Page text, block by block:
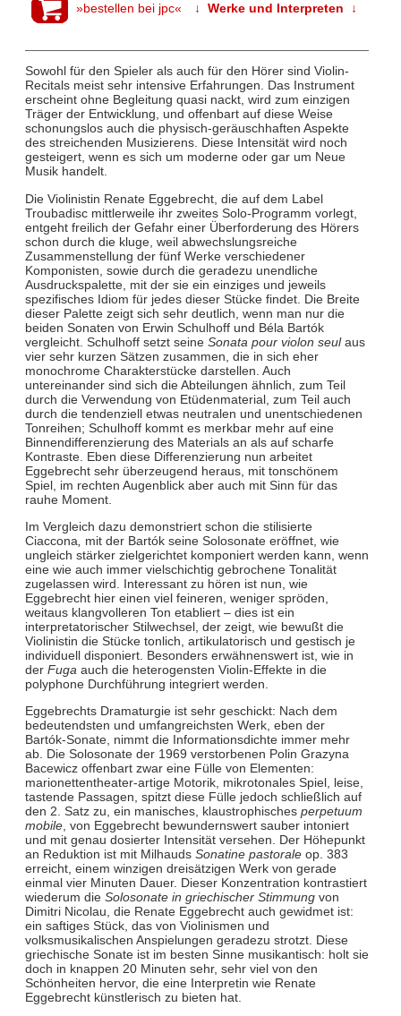
»bestellen bei jpc« ↓ Werke und Interpreten ↓
Sowohl für den Spieler als auch für den Hörer sind Violin-
Recitals meist sehr intensive Erfahrungen. Das Instrument
erscheint ohne Begleitung quasi nackt, wird zum einzigen
Träger der Entwicklung, und offenbart auf diese Weise
schonungslos auch die physisch-geräuschhaften Aspekte
des streichenden Musizierens. Diese Intensität wird noch
gesteigert, wenn es sich um moderne oder gar um Neue
Musik handelt.
Die Violinistin Renate Eggebrecht, die auf dem Label
Troubadisc mittlerweile ihr zweites Solo-Programm vorlegt,
entgeht freilich der Gefahr einer Überforderung des Hörers
schon durch die kluge, weil abwechslungsreiche
Zusammenstellung der fünf Werke verschiedener
Komponisten, sowie durch die geradezu unendliche
Ausdruckspalette, mit der sie ein einziges und jeweils
spezifisches Idiom für jedes dieser Stücke findet. Die Breite
dieser Palette zeigt sich sehr deutlich, wenn man nur die
beiden Sonaten von Erwin Schulhoff und Béla Bartók
vergleicht. Schulhoff setzt seine Sonata pour violon seulaus
vier sehr kurzen Sätzen zusammen, die in sich eher
monochrome Charakterstücke darstellen. Auch
untereinander sind sich die Abteilungen ähnlich, zum Teil
durch die Verwendung von Etüdenmaterial, zum Teil auch
durch die tendenziell etwas neutralen und unentschiedenen
Tonreihen; Schulhoff kommt es merkbar mehr auf eine
Binnendifferenzierung des Materials an als auf scharfe
Kontraste. Eben diese Differenzierung nun arbeitet
Eggebrecht sehr überzeugend heraus, mit tonschönem
Spiel, im rechten Augenblick aber auch mit Sinn für das
rauhe Moment.
Im Vergleich dazu demonstriert schon die stilisierte
Ciaccona
mit der Bartók seine Solosonate eröffnet, wie
ungleich stärker zielgerichtet komponiert werden kann, wenn
eine wie auch immer vielschichtig gebrochene Tonalität
zugelassen wird. Interessant zu hören ist nun, wie
Eggebrecht hier einen viel feineren, weniger spröden,
weitaus klangvolleren Ton etabliert – dies ist ein
interpretatorischer Stilwechsel, der zeigt, wie bewußt die
Violinistin die Stücke tonlich, artikulatorisch und gestisch je
individuell disponiert. Besonders erwähnenswert ist, wie in
der Fuga auch die heterogensten Violin-Effekte in die
polyphone Durchführung integriert werden.
Eggebrechts Dramaturgie ist sehr geschickt: Nach dem
bedeutendsten und umfangreichsten Werk, eben der
Bartók-Sonate, nimmt die Informationsdichte immer mehr
ab. Die Solosonate der 1969 verstorbenen Polin Grazyna
Bacewicz offenbart zwar eine Fülle von Elementen:
marionettentheater-artige Motorik, mikrotonales Spiel, leise,
tastende Passagen, spitzt diese Fülle jedoch schließlich auf
den 2. Satz zu, ein manisches, klaustrophisches perpetuum
mobile, von Eggebrecht bewundernswert sauber intoniert
und mit genau dosierter Intensität versehen. Der Höhepunkt
an Reduktion ist mit Milhauds Sonatine pastoraleop. 383
erreicht, einem winzigen dreisätzigen Werk von gerade
einmal vier Minuten Dauer. Dieser Konzentration kontrastiert
wiederum die Solosonate in griechischer Stimmungvon
Dimitri Nicolau, die Renate Eggebrecht auch gewidmet ist:
ein saftiges Stück, das von Violinismen und
volksmusikalischen Anspielungen geradezu strotzt. Diese
griechische Sonate ist im besten Sinne musikantisch: holt sie
doch in knappen 20 Minuten sehr, sehr viel von den
Schönheiten hervor, die eine Interpretin wie Renate
Eggebrecht künstlerisch zu bieten hat.